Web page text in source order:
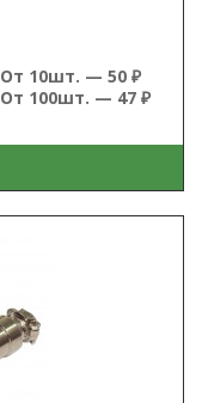
От 10шт. — 50 ₽
От 100шт. — 47 ₽